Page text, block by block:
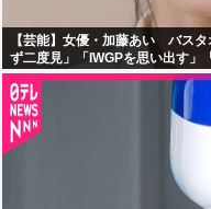
【芸能】女優・加藤あい バス
ず二度見」「IWGPを思い出す」